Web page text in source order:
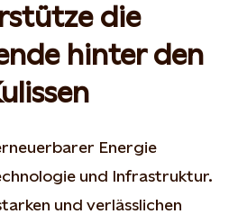
die
hinter den
Energie
und Infrastruktur.
und verlässlichen